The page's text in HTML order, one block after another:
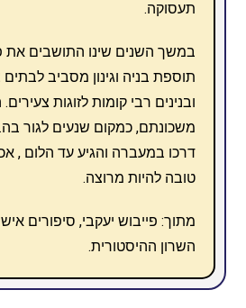
תעסוקה.
במשך השנים שינו התושבים את
תוספת בניה וגינון מסביב
ובנינים רבי קומות לזוגות
משכונתם, כמקום שנעים לגור
דרכו במעברה והגיע עד הלום ,
טובה להיות מרוצה.
מתוך: פייבוש יעקבי, סיפורים
השרון ההיסטורית.